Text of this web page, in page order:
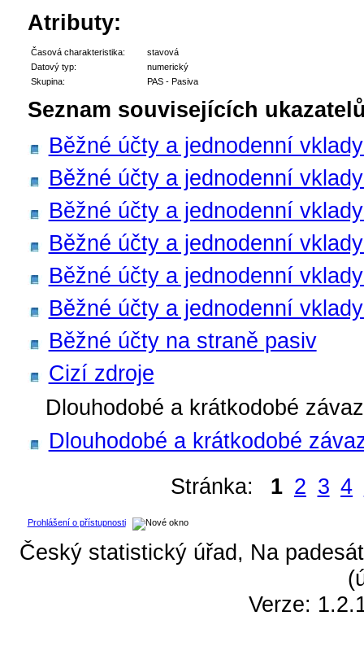
Atributy:
Časová charakteristika:
stavová
Datový typ:
numerický
Skupina:
PAS - Pasiva
Seznam souvisejících
Běžné účty a jednodenní
Běžné účty a jednodenní
Běžné účty a jednodenní
Běžné účty a jednodenní
Běžné účty a jednodenní
Běžné účty a jednodenní
Běžné účty na straně pasiv
Cizí zdroje
Dlouhodobé a krátkodobé
Dlouhodobé a krátkodobé
Stránka:
1 2 3 4
Prohlášení o přístupnosti
Český statistický úřad, Na
Verze: